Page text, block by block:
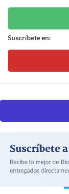
Suscríbete en: